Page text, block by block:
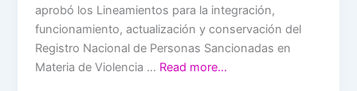
aprobó los Lineamientos para la integración,
funcionamiento, actualización y conservación del
Registro Nacional de Personas Sancionadas en
Materia de Violencia … Read more…